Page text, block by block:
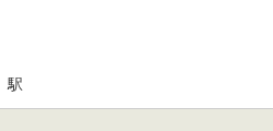
駅